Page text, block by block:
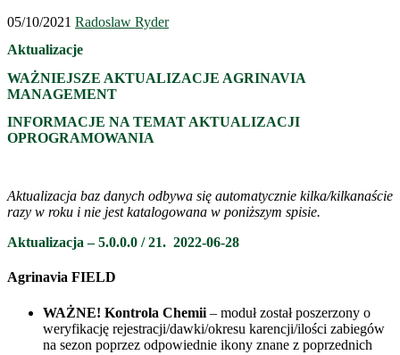
05/10/2021 Radoslaw Ryder
Aktualizacje
WAŻNIEJSZE AKTUALIZACJE AGRINAVIA
MANAGEMENT
INFORMACJE NA TEMAT AKTUALIZACJI
OPROGRAMOWANIA
Aktualizacja baz danych odbywa się automatycznie kilka/kilkanaście
razy w roku i nie jest katalogowana w poniższym spisie.
Aktualizacja – 5.0.0.0 / 21. 2022-06-28
Agrinavia FIELD
WAŻNE! Kontrola Chemii – moduł został poszerzony o
weryfikację rejestracji/dawki/okresu karencji/ilości zabiegów
na sezon poprzez odpowiednie ikony znane z poprzednich